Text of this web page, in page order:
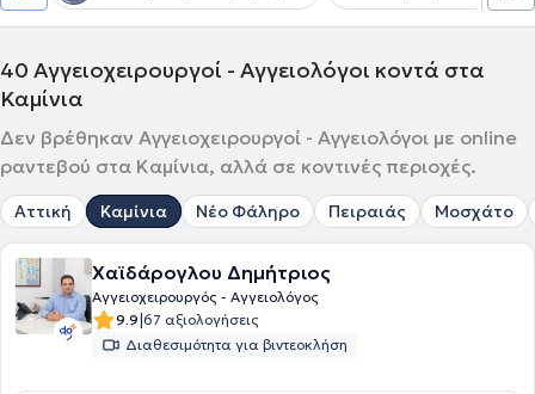
40 Αγγειοχειρουργοί - Αγγειολόγοι κοντά στα
Καμίνια
Δεν βρέθηκαν Αγγειοχειρουργοί - Αγγειολόγοι με online
ραντεβού στα Καμίνια, αλλά σε κοντινές περιοχές.
Αττική Καμίνια Νέο Φάληρο Πειραιάς Μοσχάτο
Χαϊδάρογλου Δημήτριος
Αγγειοχειρουργός - Αγγειολόγος
9.9|67 αξιολογήσεις
Διαθεσιμότητα για βιντεοκλήση